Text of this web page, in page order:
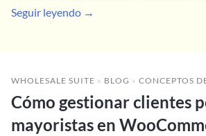
Seguir leyendo →
WHOLESALE SUITE » BLOG » CONCEPTOS DE
Cómo gestionar clientes
mayoristas en